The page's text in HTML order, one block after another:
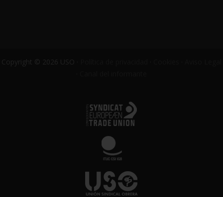
Copyright © 2026 USO ·